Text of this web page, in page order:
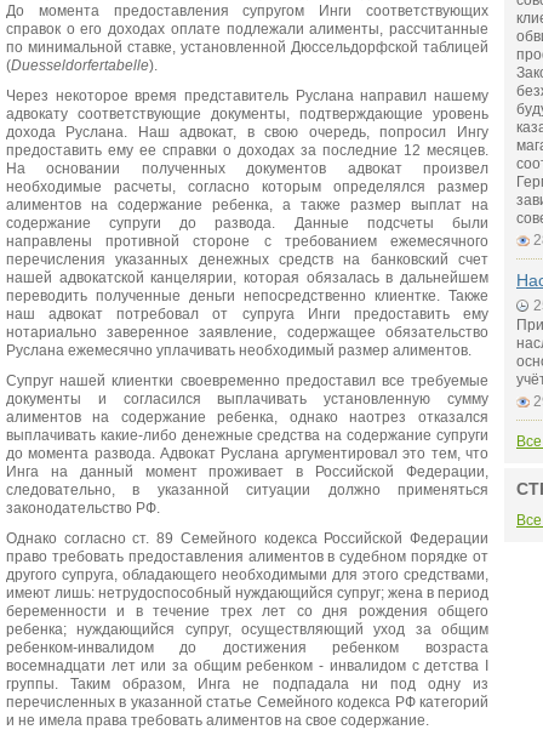
До момента предоставления супругом Инги соответствующих
справок о его доходах оплате подлежали алименты, рассчитанные
по минимальной ставке, установленной Дюссельдорфской таблицей
(Duesseldorfertabelle).
Через некоторое время представитель Руслана направил нашему
адвокату соответствующие документы, подтверждающие уровень
дохода Руслана. Наш адвокат, в свою очередь, попросил Ингу
предоставить ему ее справки о доходах за последние 12 месяцев.
На основании полученных документов адвокат произвел
необходимые расчеты, согласно которым определялся размер
алиментов на содержание ребенка, а также размер выплат на
содержание супруги до развода. Данные подсчеты были
направлены противной стороне с требованием ежемесячного
перечисления указанных денежных средств на банковский счет
нашей адвокатской канцелярии, которая обязалась в дальнейшем
переводить полученные деньги непосредственно клиентке. Также
наш адвокат потребовал от супруга Инги предоставить ему
нотариально заверенное заявление, содержащее обязательство
Руслана ежемесячно уплачивать необходимый размер алиментов.
Супруг нашей клиентки своевременно предоставил все требуемые
документы и согласился выплачивать установленную сумму
алиментов на содержание ребенка, однако наотрез отказался
выплачивать какие-либо денежные средства на содержание супруги
до момента развода. Адвокат Руслана аргументировал это тем, что
Инга на данный момент проживает в Российской Федерации,
следовательно, в указанной ситуации должно применяться
законодательство РФ.
Однако согласно ст. 89 Семейного кодекса Российской Федерации
право требовать предоставления алиментов в судебном порядке от
другого супруга, обладающего необходимыми для этого средствами,
имеют лишь: нетрудоспособный нуждающийся супруг; жена в период
беременности и в течение трех лет со дня рождения общего
ребенка; нуждающийся супруг, осуществляющий уход за общим
ребенком-инвалидом до достижения ребенком возраста
восемнадцати лет или за общим ребенком - инвалидом с детства I
группы. Таким образом, Инга не подпадала ни под одну из
перечисленных в указанной статье Семейного кодекса РФ категорий
и не имела права требовать алиментов на свое содержание.